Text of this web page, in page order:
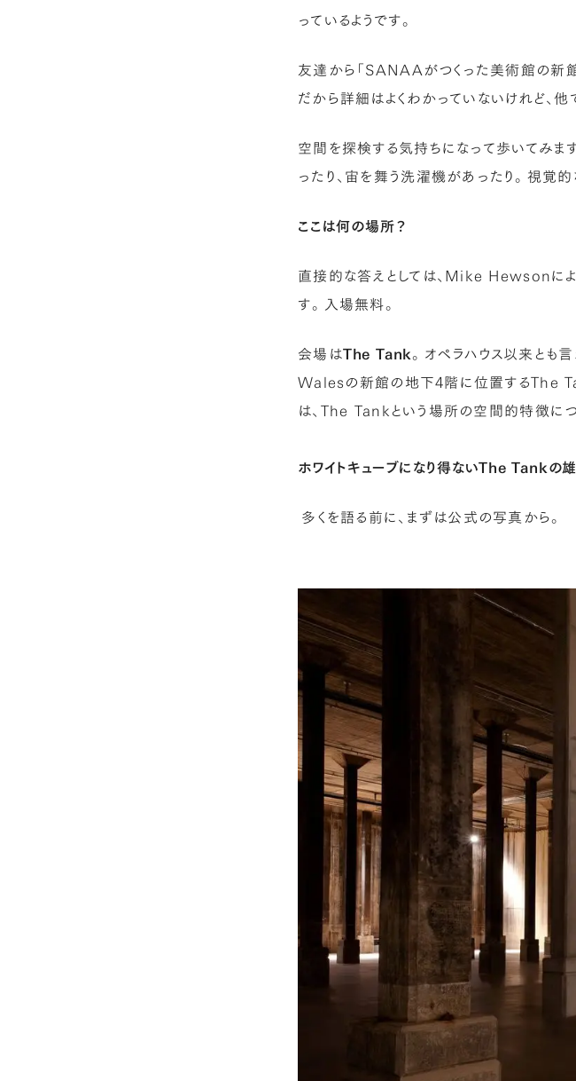
っているようです。
友達から「SANAAがつくった美術館の新館
だから詳細はよくわかっていないけれど、
空間を探検する気持ちになって歩いてみま
ったり、宙を舞う洗濯機があったり。視覚
ここは何の場所？
直接的な答えとしては、Mike Hewson
す。入場無料。
会場はThe Tank。オペラハウス以来と
Walesの新館の地下4階に位置するThe
は、The Tankという場所の空間的特徴につ
ホワイトキューブになり得ないThe Tankの
多くを語る前に、まずは公式の写真から。